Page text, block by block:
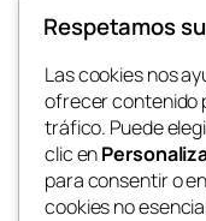
Twenty Twenty-Five
Respetamos
Las cookies nos
ofrecer contenido
tráfico. Puede
clic en
para consentir o en
cookies no